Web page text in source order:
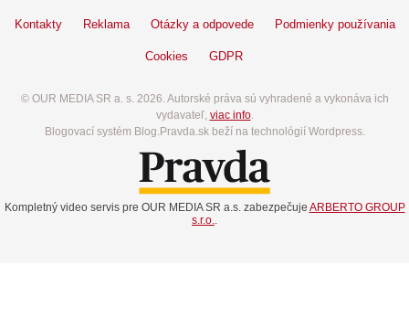
Kontakty Reklama Otázky a odpovede Podmienky používania
Cookies GDPR
© OUR MEDIA SR a. s. 2026. Autorské práva sú vyhradené a vykonáva ich
vydavateľ, viac info.
Blogovací systém Blog.Pravda.sk beží na technológií Wordpress.
Kompletný video servis pre OUR MEDIA SR a.s. zabezpečuje ARBERTO GROUP
s.r.o..